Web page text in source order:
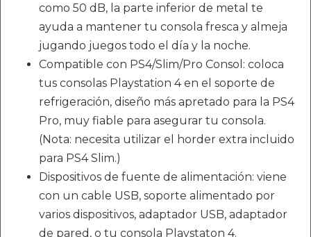
como 50 dB, la parte inferior de metal te
ayuda a mantener tu consola fresca y almeja
jugando juegos todo el día y la noche.
Compatible con PS4/Slim/Pro Consol: coloca
tus consolas Playstation 4 en el soporte de
refrigeración, diseño más apretado para la PS4
Pro, muy fiable para asegurar tu consola.
(Nota: necesita utilizar el horder extra incluido
para PS4 Slim.)
Dispositivos de fuente de alimentación: viene
con un cable USB, soporte alimentado por
varios dispositivos, adaptador USB, adaptador
de pared, o tu consola Playstaton 4.